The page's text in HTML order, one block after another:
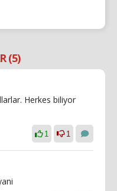
(5)
Herkes biliyor
1 1